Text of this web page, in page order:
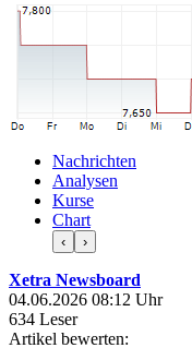
Nachrichten
Analysen
Kurse
Chart
‹ ›
Xetra Newsboard
04.06.2026 08:12 Uhr
634 Leser
Artikel bewerten: